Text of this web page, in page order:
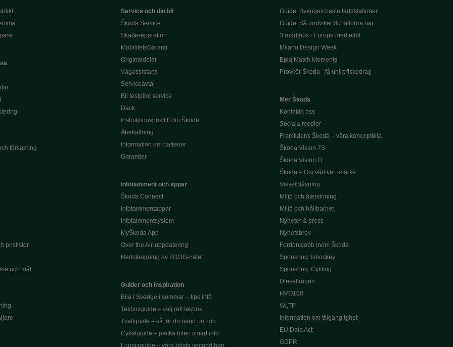
försäkring
prislistor
och mått
Service och din bil
Škoda Service
Skadereparation
MobilitetsGaranti
Originaldelar
Vägassistans
Serviceavtal
Bli testpilot service
Däck
Instruktionsbok till din Škoda
Återkallning
Information om batterier
Garantier
Infotainment och appar
Škoda Connect
Infotainmentappar
Infotainmentsystem
MyŠkoda App
Over the Air-uppdatering
Nedstängning av 2G/3G-nätet
Guider och inspiration
Bila i Sverige i sommar – tips infö
Takboxguide – välj rätt takbox
Tvättguide – så tar du hand om din
Cykelguide – packa bilen smart infö
Loppisguide – våra bästa second han
Guide: Sveriges bästa laddstationer
Guide: Så undviker du fällorna när
3 roadtrips i Europa med elbil
Milano Design Week
Epiq Match Moments
Provkör Škoda - få unikt fiskedrag
Mer Škoda
Kontakta oss
Sociala medier
Framtidens Škoda – våra konceptbila
Škoda Vision 7S
Škoda Vision O
Škoda – Om vårt varumärke
Visselblåsning
Miljö och återvinning
Miljö och hållbarhet
Nyheter & press
Nyhetsbrev
Fordonsjobb inom Škoda
Sponsring: Ishockey
Sponsring: Cykling
Dieselfrågan
HVO100
WLTP
Information om tillgänglighet
EU Data Act
GDPR